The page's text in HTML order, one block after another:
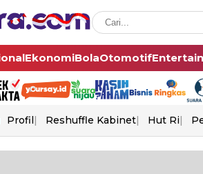
EkonomiBolaOtomotif
Profil Reshuffle Kabinet Hut Ri